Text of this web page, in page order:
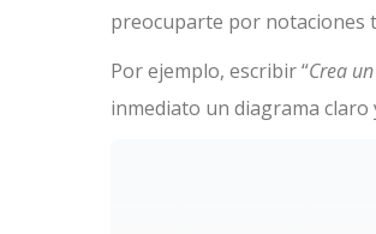
preocuparte por notaciones
Por ejemplo, escribir “Crea
inmediato un diagrama